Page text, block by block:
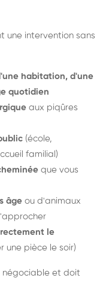
une intervention sans
habitation, d'une
quotidien
aux piqûres
(école,
familial)
que vous
âge ou d'animaux
le
une pièce le soir)
négociable et doit